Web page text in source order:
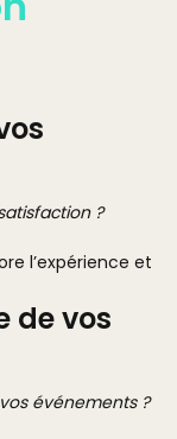
?
l’expérience et
de vos
événements ?